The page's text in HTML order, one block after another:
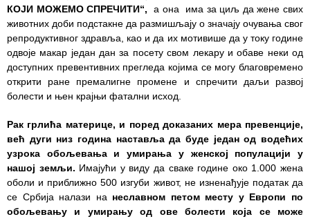
КОЈИ МОЖЕМО СПРЕЧИТИ“,
а она има за циљ да жене свих
животних доби подстакне да размишљају о значају очувања свог
репродуктивног здравља, као и да их мотивише да у току године
одвоје макар један дан за посету свом лекару и обаве неки од
доступних превентивних прегледа којима се могу благовремено
открити ране премалигне промене и спречити даљи развој
болести и њен крајњи фатални исход.
Рак грлића материце, и поред доказаних мера превенције,
већ дуги низ година наставља да буде један од водећих
узрока обољевања и умирања у женској популацији
у
нашој земљи. Имајући у виду да сваке године око 1.000 жена
оболи и приближно 500 изгуби живот, не изненађује податак да
се Србија налази на неславном петом месту у Европи по
обољевању и умирању од ове болести која се може
РАСПОРЕД
РАДА
ЛЕКАРА
ЗАКАЗИВАЊЕ
ПРЕГЛЕДА
КВАЛИТЕТ
РАДА
Показатељи
квалитета
Задовољство